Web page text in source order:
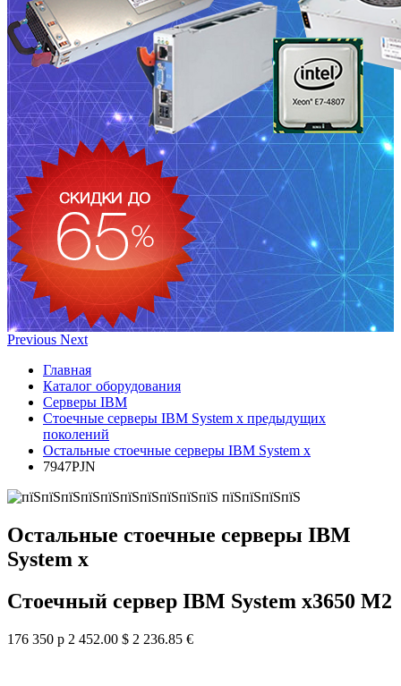
Previous Next
Главная
Каталог оборудования
Серверы IBM
Стоечные серверы IBM System x предыдущих
поколений
Остальные стоечные серверы IBM System x
7947PJN
Остальные стоечные серверы IBM
System x
Стоечный сервер IBM System x3650 M2
176 350 р 2 452.00 $ 2 236.85 €